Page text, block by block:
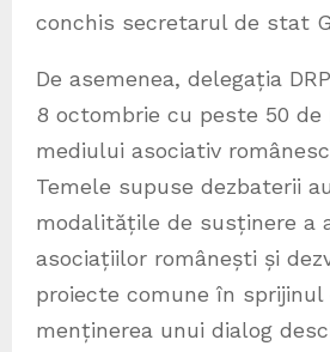
conchis secretarul de stat
De asemenea, delegația
8 octombrie cu peste 50 de
mediului asociativ
Temele supuse dezbaterii
modalitățile de susținere a
asociațiilor românești și
proiecte comune în
menținerea unui dialog